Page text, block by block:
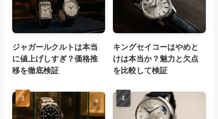
ジャガールクルトは本当
に値上げしすぎ？価格推
移を徹底検証
キングセイコーはやめと
けは本当か？魅力と欠点
を比較して検証